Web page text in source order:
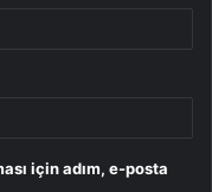
için adım, e-posta